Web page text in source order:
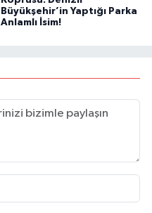
Büyükşehir’in Yaptığı Parka
Anlamlı İsim!